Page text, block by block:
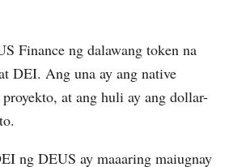
Finance ng dalawang token na
DEI. Ang una ay ang native
at ang huli ay ang dollar-
ng DEUS ay maaaring maiugnay